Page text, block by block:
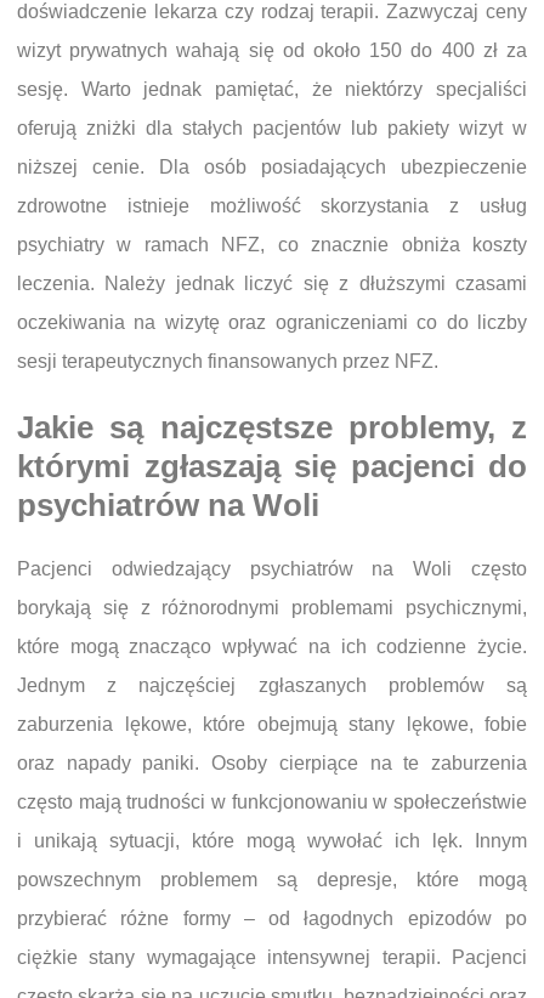
doświadczenie lekarza czy rodzaj terapii. Zazwyczaj ceny
wizyt prywatnych wahają się od około 150 do 400 zł za
sesję. Warto jednak pamiętać, że niektórzy specjaliści
oferują zniżki dla stałych pacjentów lub pakiety wizyt w
niższej cenie. Dla osób posiadających ubezpieczenie
zdrowotne istnieje możliwość skorzystania z usług
psychiatry w ramach NFZ, co znacznie obniża koszty
leczenia. Należy jednak liczyć się z dłuższymi czasami
oczekiwania na wizytę oraz ograniczeniami co do liczby
sesji terapeutycznych finansowanych przez NFZ.
Jakie są najczęstsze problemy, z
którymi zgłaszają się pacjenci do
psychiatrów na Woli
Pacjenci odwiedzający psychiatrów na Woli często
borykają się z różnorodnymi problemami psychicznymi,
które mogą znacząco wpływać na ich codzienne życie.
Jednym z najczęściej zgłaszanych problemów są
zaburzenia lękowe, które obejmują stany lękowe, fobie
oraz napady paniki. Osoby cierpiące na te zaburzenia
często mają trudności w funkcjonowaniu w społeczeństwie
i unikają sytuacji, które mogą wywołać ich lęk. Innym
powszechnym problemem są depresje, które mogą
przybierać różne formy – od łagodnych epizodów po
ciężkie stany wymagające intensywnej terapii. Pacjenci